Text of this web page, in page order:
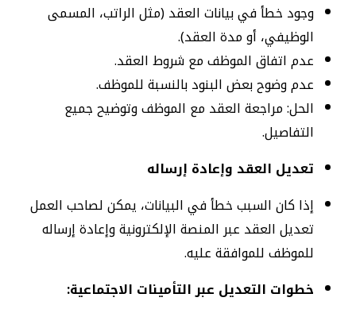
وجود خطأ في بيانات العقد (مثل الراتب، المسمى
الوظيفي، أو مدة العقد).
عدم اتفاق الموظف مع شروط العقد.
عدم وضوح بعض البنود بالنسبة للموظف.
الحل: مراجعة العقد مع الموظف وتوضيح جميع
التفاصيل.
تعديل العقد وإعادة إرساله
إذا كان السبب خطأ في البيانات، يمكن لصاحب العمل
تعديل العقد عبر المنصة الإلكترونية وإعادة إرساله
للموظف للموافقة عليه.
خطوات التعديل عبر التأمينات الاجتماعية: